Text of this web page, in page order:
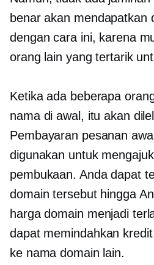
benar akan mendapatkan
dengan cara ini, karena
orang lain yang tertarik
Ketika ada beberapa
nama di awal, itu akan
Pembayaran pesanan
digunakan untuk
pembukaan. Anda dapat
domain tersebut hingga
harga domain menjadi
dapat memindahkan
ke nama domain lain.